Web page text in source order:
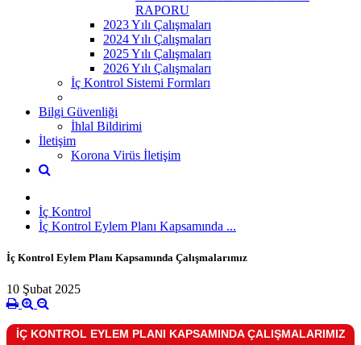
RAPORU
2023 Yılı Çalışmaları
2024 Yılı Çalışmaları
2025 Yılı Çalışmaları
2026 Yılı Çalışmaları
İç Kontrol Sistemi Formları
Bilgi Güvenliği
İhlal Bildirimi
İletişim
Korona Virüs İletişim
İç Kontrol
İç Kontrol Eylem Planı Kapsamında ...
İç Kontrol Eylem Planı Kapsamında Çalışmalarımız
10 Şubat 2025
İÇ KONTROL EYLEM PLANI KAPSAMINDA ÇALIŞMALARIMIZ